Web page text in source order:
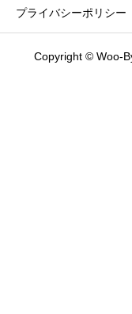
プライバシーポリシー
Copyright © Woo-